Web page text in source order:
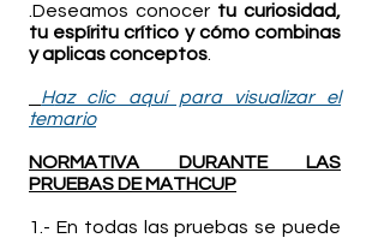
.Deseamos conocer tu curiosidad,
tu espíritu crítico y cómo combinas
y aplicas conceptos
Haz clic aquí para visualizar el
temario
NORMATIVA DURANTE LAS
PRUEBAS DE MATHCUP
1.- En todas las pruebas se puede